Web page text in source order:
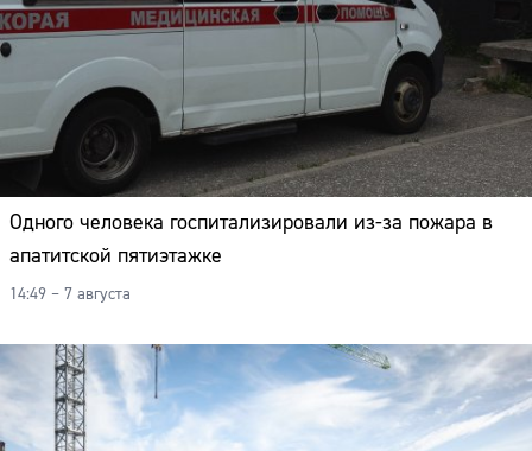
Одного человека госпитализировали из-за пожара в
апатитской пятиэтажке
14:49 – 7 августа